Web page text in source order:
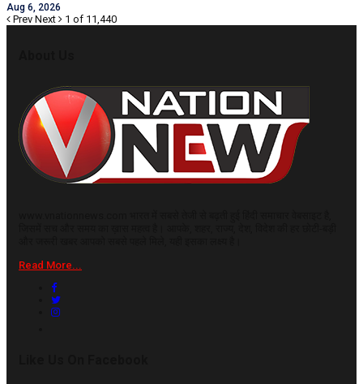
Aug 6, 2026
Prev Next 1 of 11,440
Read More...